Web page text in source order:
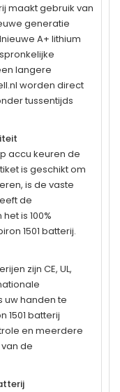
maakt gebruik van
generatie
A+ lithium
langere
worden direct
tussentijds
accu keuren de
is geschikt om
is de vaste
de
is 100%
1501 batterij.
zijn CE, UL,
uw handen te
1501 batterij
en meerdere
de